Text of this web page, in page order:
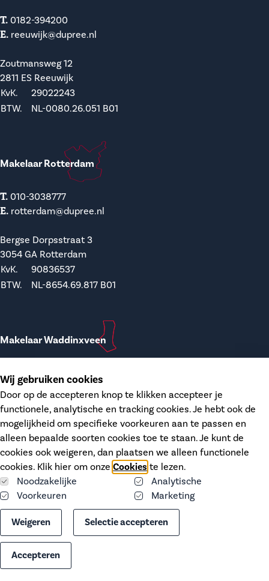
T. 0182-394200
E. reeuwijk@dupree.nl
Zoutmansweg 12
2811 ES Reeuwijk
KvK.
29022243
BTW.
NL-0080.26.051 B01
Makelaar Rotterdam
T. 010-3038777
E. rotterdam@dupree.nl
Bergse Dorpsstraat 3
3054 GA Rotterdam
KvK.
90836537
BTW.
NL-8654.69.817 B01
Makelaar Waddinxveen
T. 0182-748207
E. waddinxveen@dupree.nl
Kanaalstraat 12
2741 HH Waddinxveen
KvK.
68406606
BTW.
NL-8574.26.746 B01
Website door:BlackDesk
Cookies
Wij gebruiken cookies
Door op de accepteren knop te klikken accepteer je
functionele, analytische en tracking cookies. Je hebt ook de
mogelijkheid om specifieke voorkeuren aan te passen en
alleen bepaalde soorten cookies toe te staan. Je kunt de
cookies ook weigeren, dan plaatsen we alleen functionele
cookies. Klik hier om onze Cookies te lezen.
Noodzakelijke
Analytische
Voorkeuren
Marketing
Weigeren Selectie accepteren
Accepteren